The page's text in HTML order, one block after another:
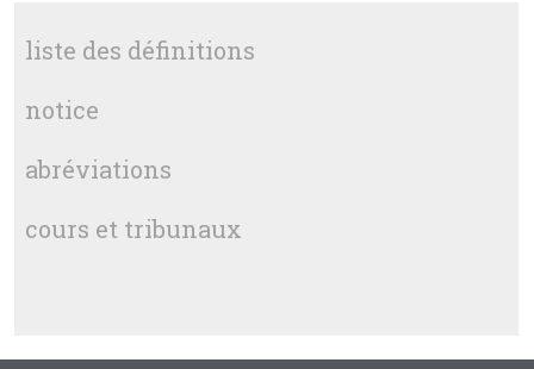
liste des définitions
notice
abréviations
cours et tribunaux